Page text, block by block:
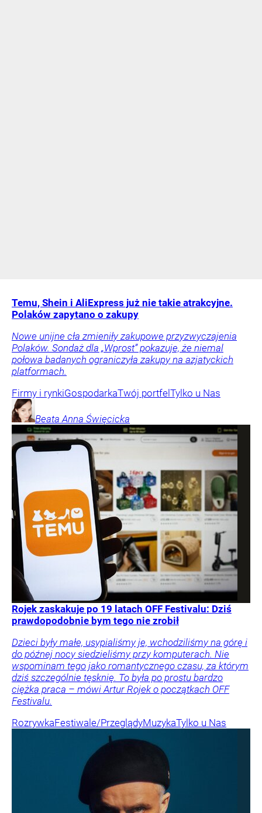
Temu, Shein i AliExpress już nie takie atrakcyjne.
Polaków zapytano o zakupy
Nowe unijne cła zmieniły zakupowe przyzwyczajenia
Polaków. Sondaż dla „Wprost” pokazuje, że niemal
połowa badanych ograniczyła zakupy na azjatyckich
platformach.
Firmy i rynkiGospodarkaTwój portfelTylko u Nas
Beata Anna Święcicka
Rojek zaskakuje po 19 latach OFF Festivalu: Dziś
prawdopodobnie bym tego nie zrobił
Dzieci były małe, usypialiśmy je, wchodziliśmy na górę i
do późnej nocy siedzieliśmy przy komputerach. Nie
wspominam tego jako romantycznego czasu, za którym
dziś szczególnie tęsknię. To była po prostu bardzo
ciężka praca – mówi Artur Rojek o początkach OFF
Festivalu.
RozrywkaFestiwale/PrzeglądyMuzykaTylko u Nas